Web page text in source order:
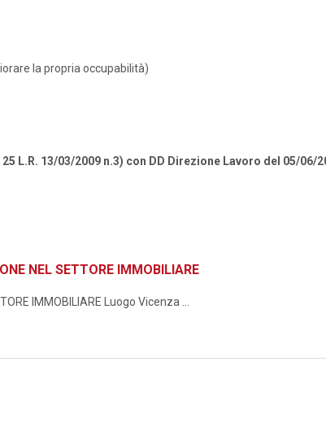
la propria occupabilità)
L.R. 13/03/2009 n.3) con DD Direzione Lavoro del 05/06/
NEL SETTORE IMMOBILIARE
IMMOBILIARE Luogo Vicenza ...